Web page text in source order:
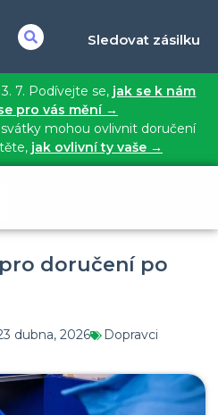
Sledovat zásilku
7. Podívejte se, jak se k nám
pro vás mění →
mohou ovlivnit doručení
jak ovlivní ty vaše →
doručení po
dubna, 2026 Dopravci